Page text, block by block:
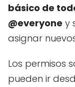
básico de
@everyone y
asignar
Los permisos
pueden ir